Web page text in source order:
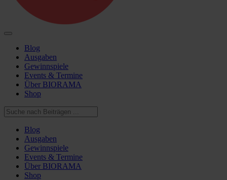
Blog
Ausgaben
Gewinnspiele
Events & Termine
Über BIORAMA
Shop
Blog
Ausgaben
Gewinnspiele
Events & Termine
Über BIORAMA
Shop